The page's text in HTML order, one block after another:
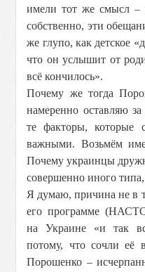
имели тот же смысл –
собственно, эти
же глупо, как детское
что он услышит от
всё кончилось».
Почему же тогда
намеренно оставляю
те факторы, которые
важными. Возьмём
Почему украинцы
совершенно иного
Я думаю, причина не в
его программе
на Украине «и так
потому, что сочли её
Порошенко –